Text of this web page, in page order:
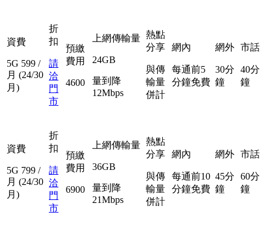
資費
5G 599 /
月 (24/30
月)
折
扣
請
洽
門
市
預繳
費用
4600
上網傳輸量
24GB
量到降
12Mbps
熱點
分享
與傳
輸量
併計
網內
每通前5
分鐘免費
網外
30分
鐘
市話
40分
鐘
資費
5G 799 /
月 (24/30
月)
折
扣
請
洽
門
市
預繳
費用
6900
上網傳輸量
36GB
量到降
21Mbps
熱點
分享
與傳
輸量
併計
網內
每通前10
分鐘免費
網外
45分
鐘
市話
60分
鐘